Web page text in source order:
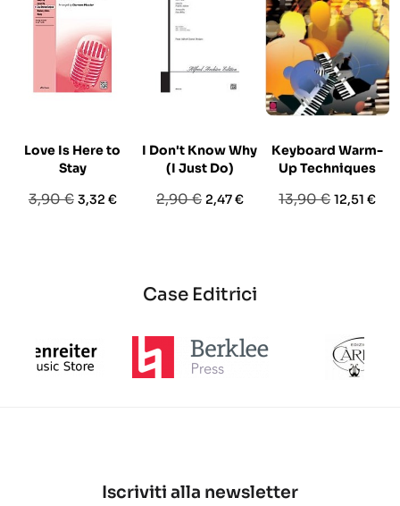
Love Is Here to
Stay
Prezzo
3,90 € Prezzo
3,32 €
I Don't Know Why
(I Just Do)
Prezzo
2,90 € Prezzo
2,47 €
Keyboard Warm-
Up Techniques
Prezzo
13,90 € Prezzo
12,51 €
Case Editrici
Iscriviti alla newsletter